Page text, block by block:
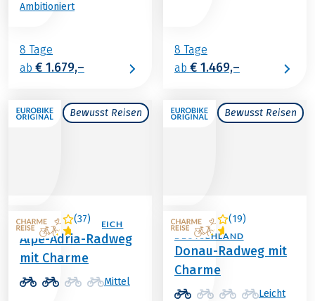
Ambitioniert
8 Tage
ab € 1.679,–
8 Tage
ab € 1.469,–
Bewusst Reisen
(37)
ITALIEN / ÖSTERREICH
Alpe-Adria-Radweg
mit Charme
Mittel
Bewusst Reisen
(19)
ÖSTERREICH /
DEUTSCHLAND
Donau-Radweg mit
Charme
Leicht